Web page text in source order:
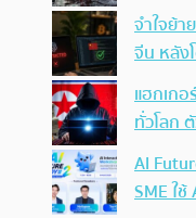
จำใจย้
จีน หลัง
แฮกเกอ
ทั่วโลก
AI
SME ใ